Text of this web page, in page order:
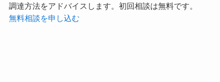
調達方法をアドバイスします。初回相談は無料です。
無料相談を申し込む